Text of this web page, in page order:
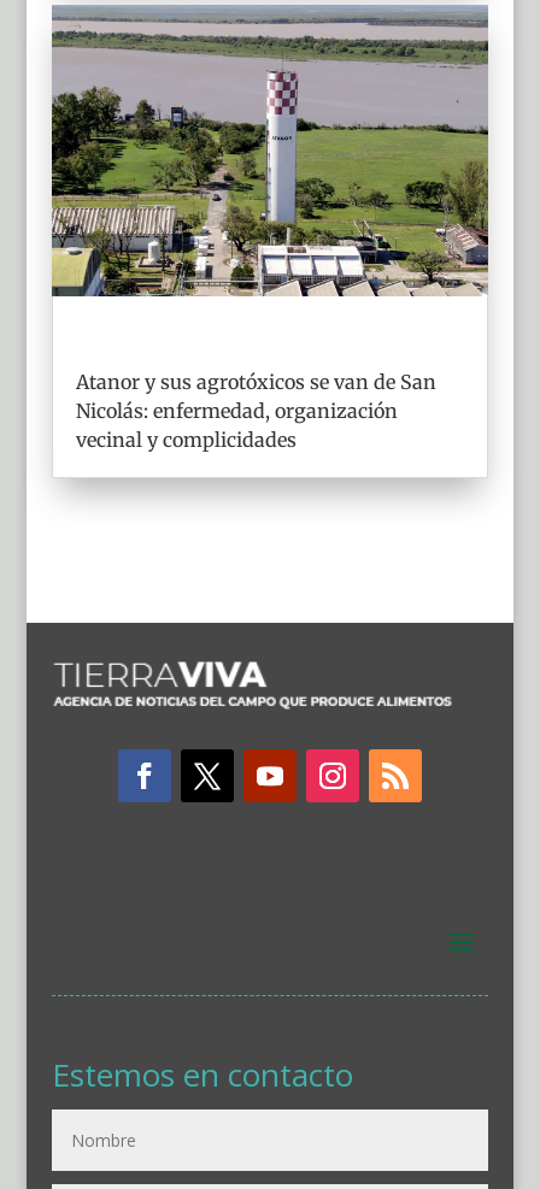
Atanor y sus agrotóxicos se van de San
Nicolás: enfermedad, organización
vecinal y complicidades
Estemos en contacto